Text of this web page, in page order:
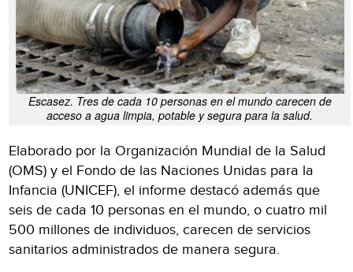
Escasez. Tres de cada 10 personas en el mundo carecen de
acceso a agua limpia, potable y segura para la salud.
Elaborado por la Organización Mundial de la Salud
(OMS) y el Fondo de las Naciones Unidas para la
Infancia (UNICEF), el informe destacó además que
seis de cada 10 personas en el mundo, o cuatro mil
500 millones de individuos, carecen de servicios
sanitarios administrados de manera segura.